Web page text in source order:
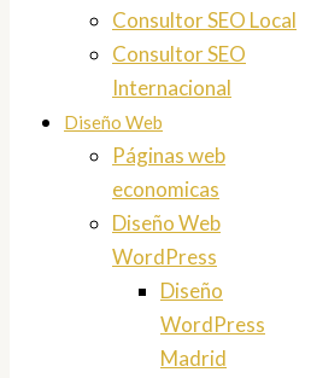
Consultor SEO Local
Consultor SEO
Internacional
Diseño Web
Páginas web
economicas
Diseño Web
WordPress
Diseño
WordPress
Madrid